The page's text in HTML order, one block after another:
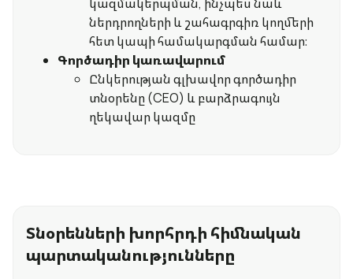
կազմակերպման, ինչպես նաև
ներդրողների և շահագրգիռ կողմերի
հետ կապի համակարգման համար։
Գործադիր կառավարում
Ընկերության գլխավոր գործադիր
տնօրենը (CEO) և բարձրագույն
ղեկավար կազմը
Տնօրենների խորհրդի հիմնական
պարտականությունները